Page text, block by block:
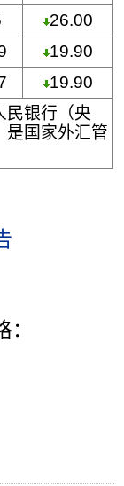
26.00
19.90
19.90
民银行（央
是国家外汇管